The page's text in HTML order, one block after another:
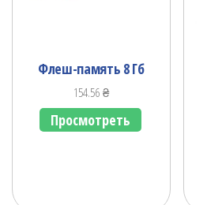
Флеш-память 8 Гб
154.56₴
Просмотреть